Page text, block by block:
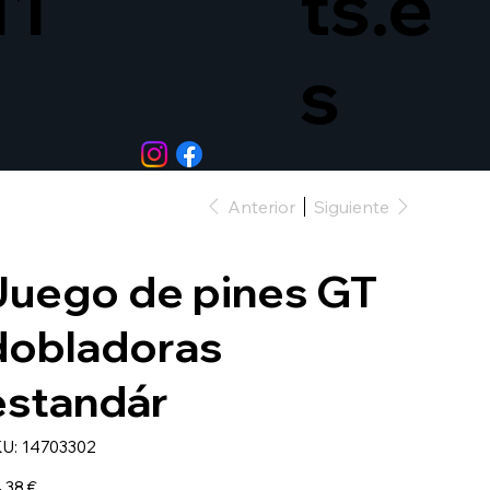
s
Anterior Siguiente
de pines GT
SKU
14703302
14703302